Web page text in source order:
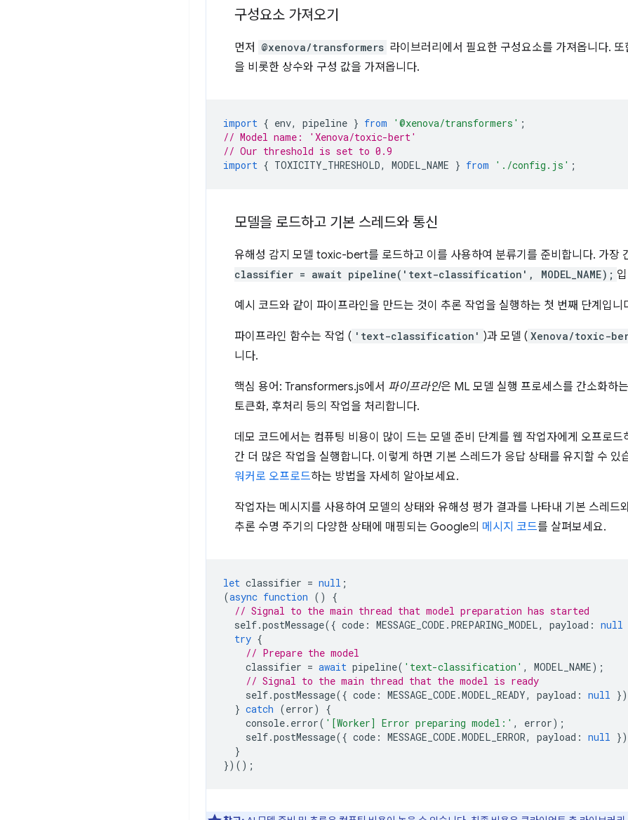
구성요소 가져오기
먼저 @xenova/transformers 라이브러리에서 필요한 구성요소를 가져옵니다.
을 비롯한 상수와 구성 값을 가져옵니다.
import { env, pipeline } from '@xenova/transformers' ;
// Model name: 'Xenova/toxic-bert'
// Our threshold is set to 0.9
import { TOXICITY_THRESHOLD, MODEL_NAME } from './config.js' ;
모델을 로드하고 기본 스레드와 통신
유해성 감지 모델 toxic-bert를 로드하고 이를 사용하여 분류기를 준비합니다. 가장
classifier = await pipeline('text-classification', MODEL_NAME);
예시 코드와 같이 파이프라인을 만드는 것이 추론 작업을 실행하는 첫 번째 단계입니
파이프라인 함수는 작업 ( 'text-classification' )과 모델 ( Xenova/toxic-
니다.
핵심 용어: Transformers.js에서 파이프라인은 ML 모델 실행 프로세스를 간소화하
토큰화, 후처리 등의 작업을 처리합니다.
데모 코드에서는 컴퓨팅 비용이 많이 드는 모델 준비 단계를 웹 작업자에게 오프로
간 더 많은 작업을 실행합니다. 이렇게 하면 기본 스레드가 응답 상태를 유지할 수 있
워커로 오프로드하는 방법을 자세히 알아보세요.
작업자는 메시지를 사용하여 모델의 상태와 유해성 평가 결과를 나타내 기본 스레드
추론 수명 주기의 다양한 상태에 매핑되는 Google의 메시지 코드를 살펴보세요.
let classifier = null ;
(async function ()
{
// Signal to the main thread that model preparation has started
self.postMessage({ code : MESSAGE_CODE . PREPARING_MODEL, payload : null
try {
// Prepare the model
classifier = await pipeline( 'text-classification' , MODEL_NAME);
// Signal to the main thread that the model is ready
self.postMessage({ code : MESSAGE_CODE .MODEL_READY, payload : null
} catch (error)
{
console. error( '[Worker] Error preparing model:' , error);
self.postMessage({ code : MESSAGE_CODE .MODEL_ERROR, payload : null
}
})();